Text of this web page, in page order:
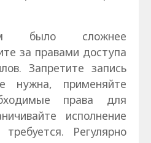
было сложнее
за правами доступа
Запретите запись
применяйте
права для
исполнение
Регулярно